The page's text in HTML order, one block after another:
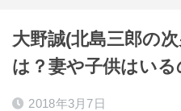
大野誠(北島三郎の
は？妻や子供はいる
2018年3月7日